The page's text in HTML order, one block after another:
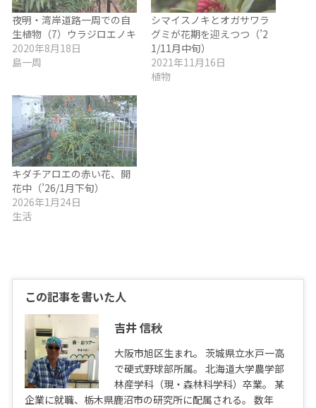
夜明・湾岸道路一周での自
生植物（7）ウラジロエノキ
2020年8月18日
島一周
シマイスノキとオガサワラ
グミが花期を迎えつつ（’2
1/11月中旬）
2021年11月16日
植物
キダチアロエの赤い花、開
花中（’26/1月下旬）
2026年1月24日
生活
この記事を書いた人
吉井 信秋
大阪市旭区生まれ。 茨城県立水戸一高
で硬式野球部所属。 北海道大学農学部
林産学科（現・森林科学科）卒業。 某
企業に就職、栃木県鹿沼市の研究所に配属される。 数年